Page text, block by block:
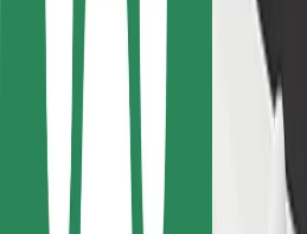
Soporte
Para usuarios
Para conductores
Para repartidores
Bolt Food